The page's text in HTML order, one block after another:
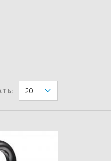
20